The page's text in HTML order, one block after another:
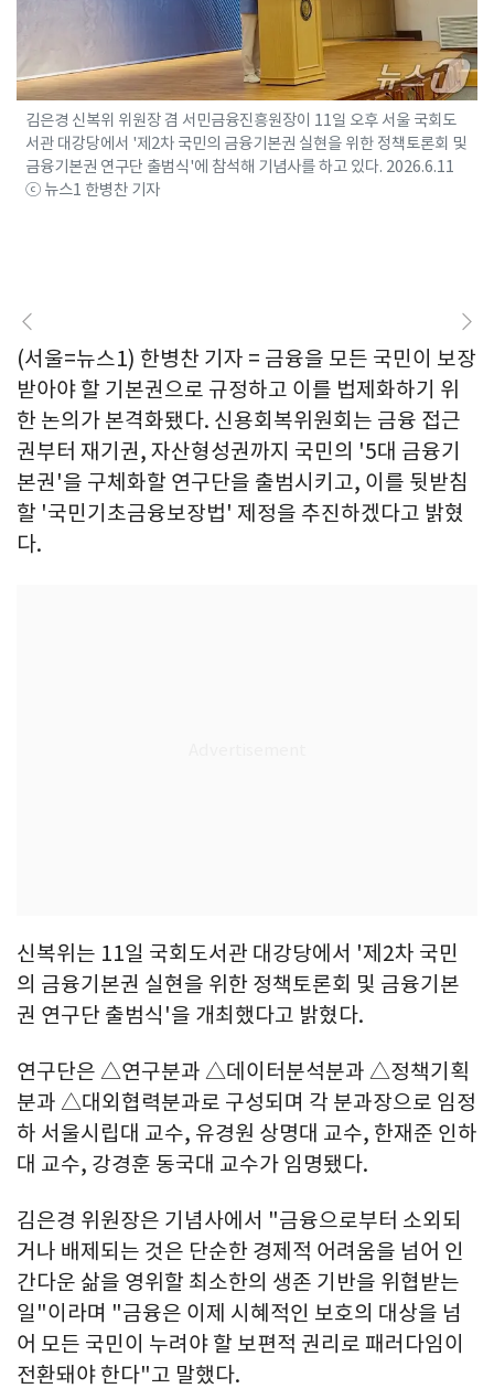
김은경 신복위 위원장 겸 서민금융진흥원장이 11일 오후 서울 국회도
서관 대강당에서 '제2차 국민의 금융기본권 실현을 위한 정책토론회 및
금융기본권 연구단 출범식'에 참석해 기념사를 하고 있다. 2026.6.11
ⓒ 뉴스1 한병찬 기자
(서울=뉴스1) 한병찬 기자 = 금융을 모든 국민이 보장
받아야 할 기본권으로 규정하고 이를 법제화하기 위
한 논의가 본격화됐다. 신용회복위원회는 금융 접근
권부터 재기권, 자산형성권까지 국민의 '5대 금융기
본권'을 구체화할 연구단을 출범시키고, 이를 뒷받침
할 '국민기초금융보장법' 제정을 추진하겠다고 밝혔
다.
신복위는 11일 국회도서관 대강당에서 '제2차 국민
의 금융기본권 실현을 위한 정책토론회 및 금융기본
권 연구단 출범식'을 개최했다고 밝혔다.
연구단은 △연구분과 △데이터분석분과 △정책기획
분과 △대외협력분과로 구성되며 각 분과장으로 임정
하 서울시립대 교수, 유경원 상명대 교수, 한재준 인하
대 교수, 강경훈 동국대 교수가 임명됐다.
김은경 위원장은 기념사에서 "금융으로부터 소외되
거나 배제되는 것은 단순한 경제적 어려움을 넘어 인
간다운 삶을 영위할 최소한의 생존 기반을 위협받는
일"이라며 "금융은 이제 시혜적인 보호의 대상을 넘
어 모든 국민이 누려야 할 보편적 권리로 패러다임이
전환돼야 한다"고 말했다.